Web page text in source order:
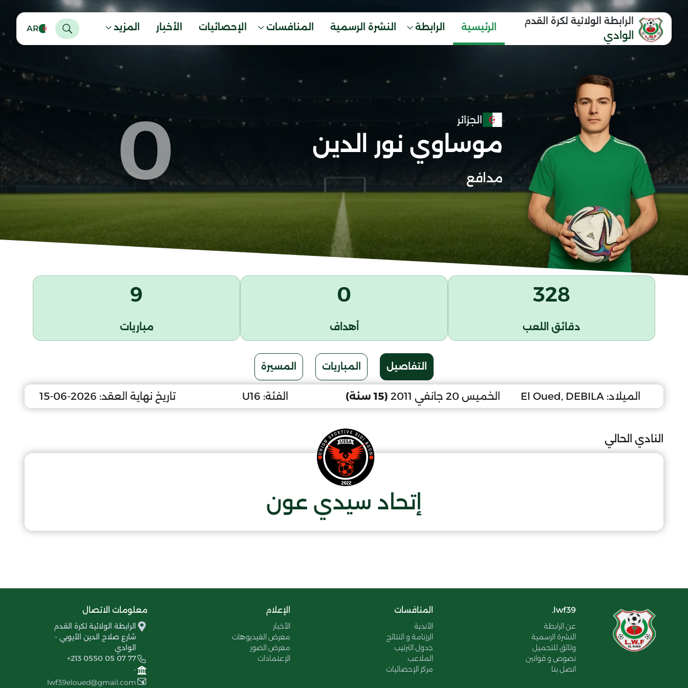
الرابطة الولائية لكرة القدم
الوادي
الرئيسية الرابطة النشرة الرسمية المنافسات الإحصائيات الأخبار المزيد AR
الجزائر
موساوي نور الدين
مدافع 0
328
دقائق اللعب
0
أهداف
9
مباريات
التفاصيل المباريات المسيرة
الميلاد: El Oued, DEBILA الخميس 20 جانفي 2011 (15 سنة) الفئة: U16 تاريخ نهاية العقد: 2026-06-15
النادي الحالي
إتحاد سيدي عون
lwf39.
عن الرابطة
النشرة الرسمية
وثائق للتحميل
نصوص و قوانين
اتصل بنا
المنافسات
الأندية
الرزنامة و النتائج
جدول الترتيب
الملاعب
مركز الإحصائيات
الإعلام
الأخبار
معرض الفيديوهات
معرض الصور
الإعتمادات
معلومات الاتصال
الرابطة الولائية لكرة القدم
شارع صلاح الدين الأيوبي -
الوادي
+213 0550 05 07 77
-
lwf39eloued@gmail.com